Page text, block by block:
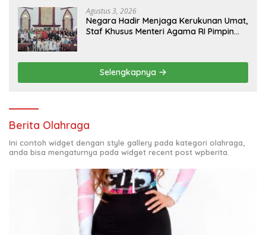
Terlibat Kasus Smart Village
Agustus 3, 2026
Negara Hadir Menjaga Kerukunan Umat,
Staf Khusus Menteri Agama RI Pimpin
Selengkapnya
Berita Olahraga
Ini contoh widget dengan style gallery pada kategori olahraga,
anda bisa mengaturnya pada widget recent post wpberita.